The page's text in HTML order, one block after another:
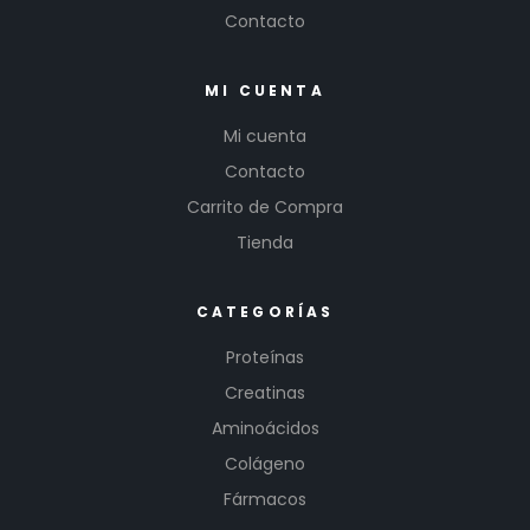
Contacto
MI CUENTA
Mi cuenta
Contacto
Carrito de Compra
Tienda
CATEGORÍAS
Proteínas
Creatinas
Aminoácidos
Colágeno
Fármacos